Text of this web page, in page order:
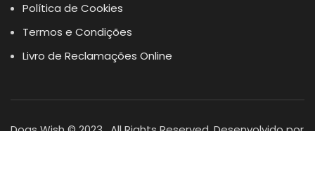
Política de Cookies
Termos e Condições
Livro de Reclamações Online
Dogs Wish © 2023 . All Rights Reserved. Desenvolvido por